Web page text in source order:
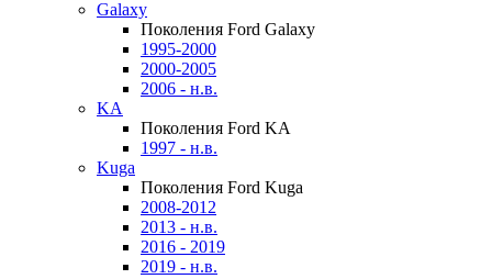
Galaxy
Поколения Ford Galaxy
1995-2000
2000-2005
2006 - н.в.
KA
Поколения Ford KA
1997 - н.в.
Kuga
Поколения Ford Kuga
2008-2012
2013 - н.в.
2016 - 2019
2019 - н.в.